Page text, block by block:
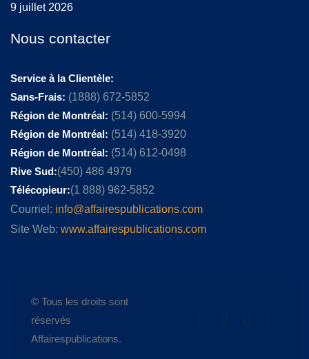
9 juillet 2026
Nous contacter
Service à la Clientèle:
Sans-Frais: (1888) 672-5852
Région de Montréal: (514) 600-5994
Région de Montréal: (514) 418-3920
Région de Montréal: (514) 612-0498
Rive Sud:(450) 486 4979
Télécopieur:(1 888) 962-5852
Courriel: info@affairespublications.com
Site Web: www.affairespublications.com
© Tous les droits sont
réservés
Affairespublications.